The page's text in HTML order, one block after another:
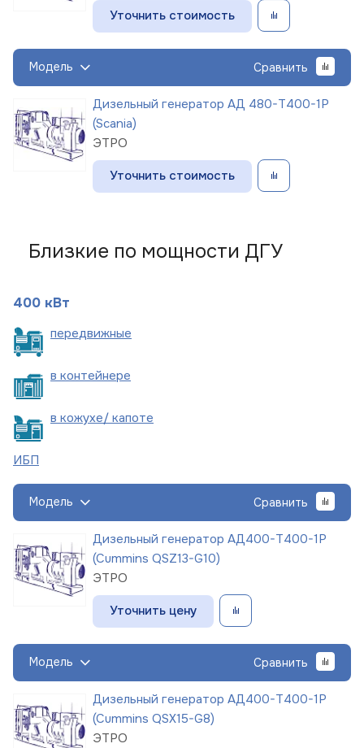
Уточнить стоимость
Модель Сравнить
Дизельный генератор АД 480-Т400-1Р
(Scania)
ЭТРО
Уточнить стоимость
Близкие по мощности ДГУ
400 кВт
передвижные
в контейнере
в кожухе/ капоте
ИБП
Модель Сравнить
Дизельный генератор АД400-Т400-1Р
(Cummins QSZ13-G10)
ЭТРО
Уточнить цену
Модель Сравнить
Дизельный генератор АД400-Т400-1Р
(Cummins QSX15-G8)
ЭТРО